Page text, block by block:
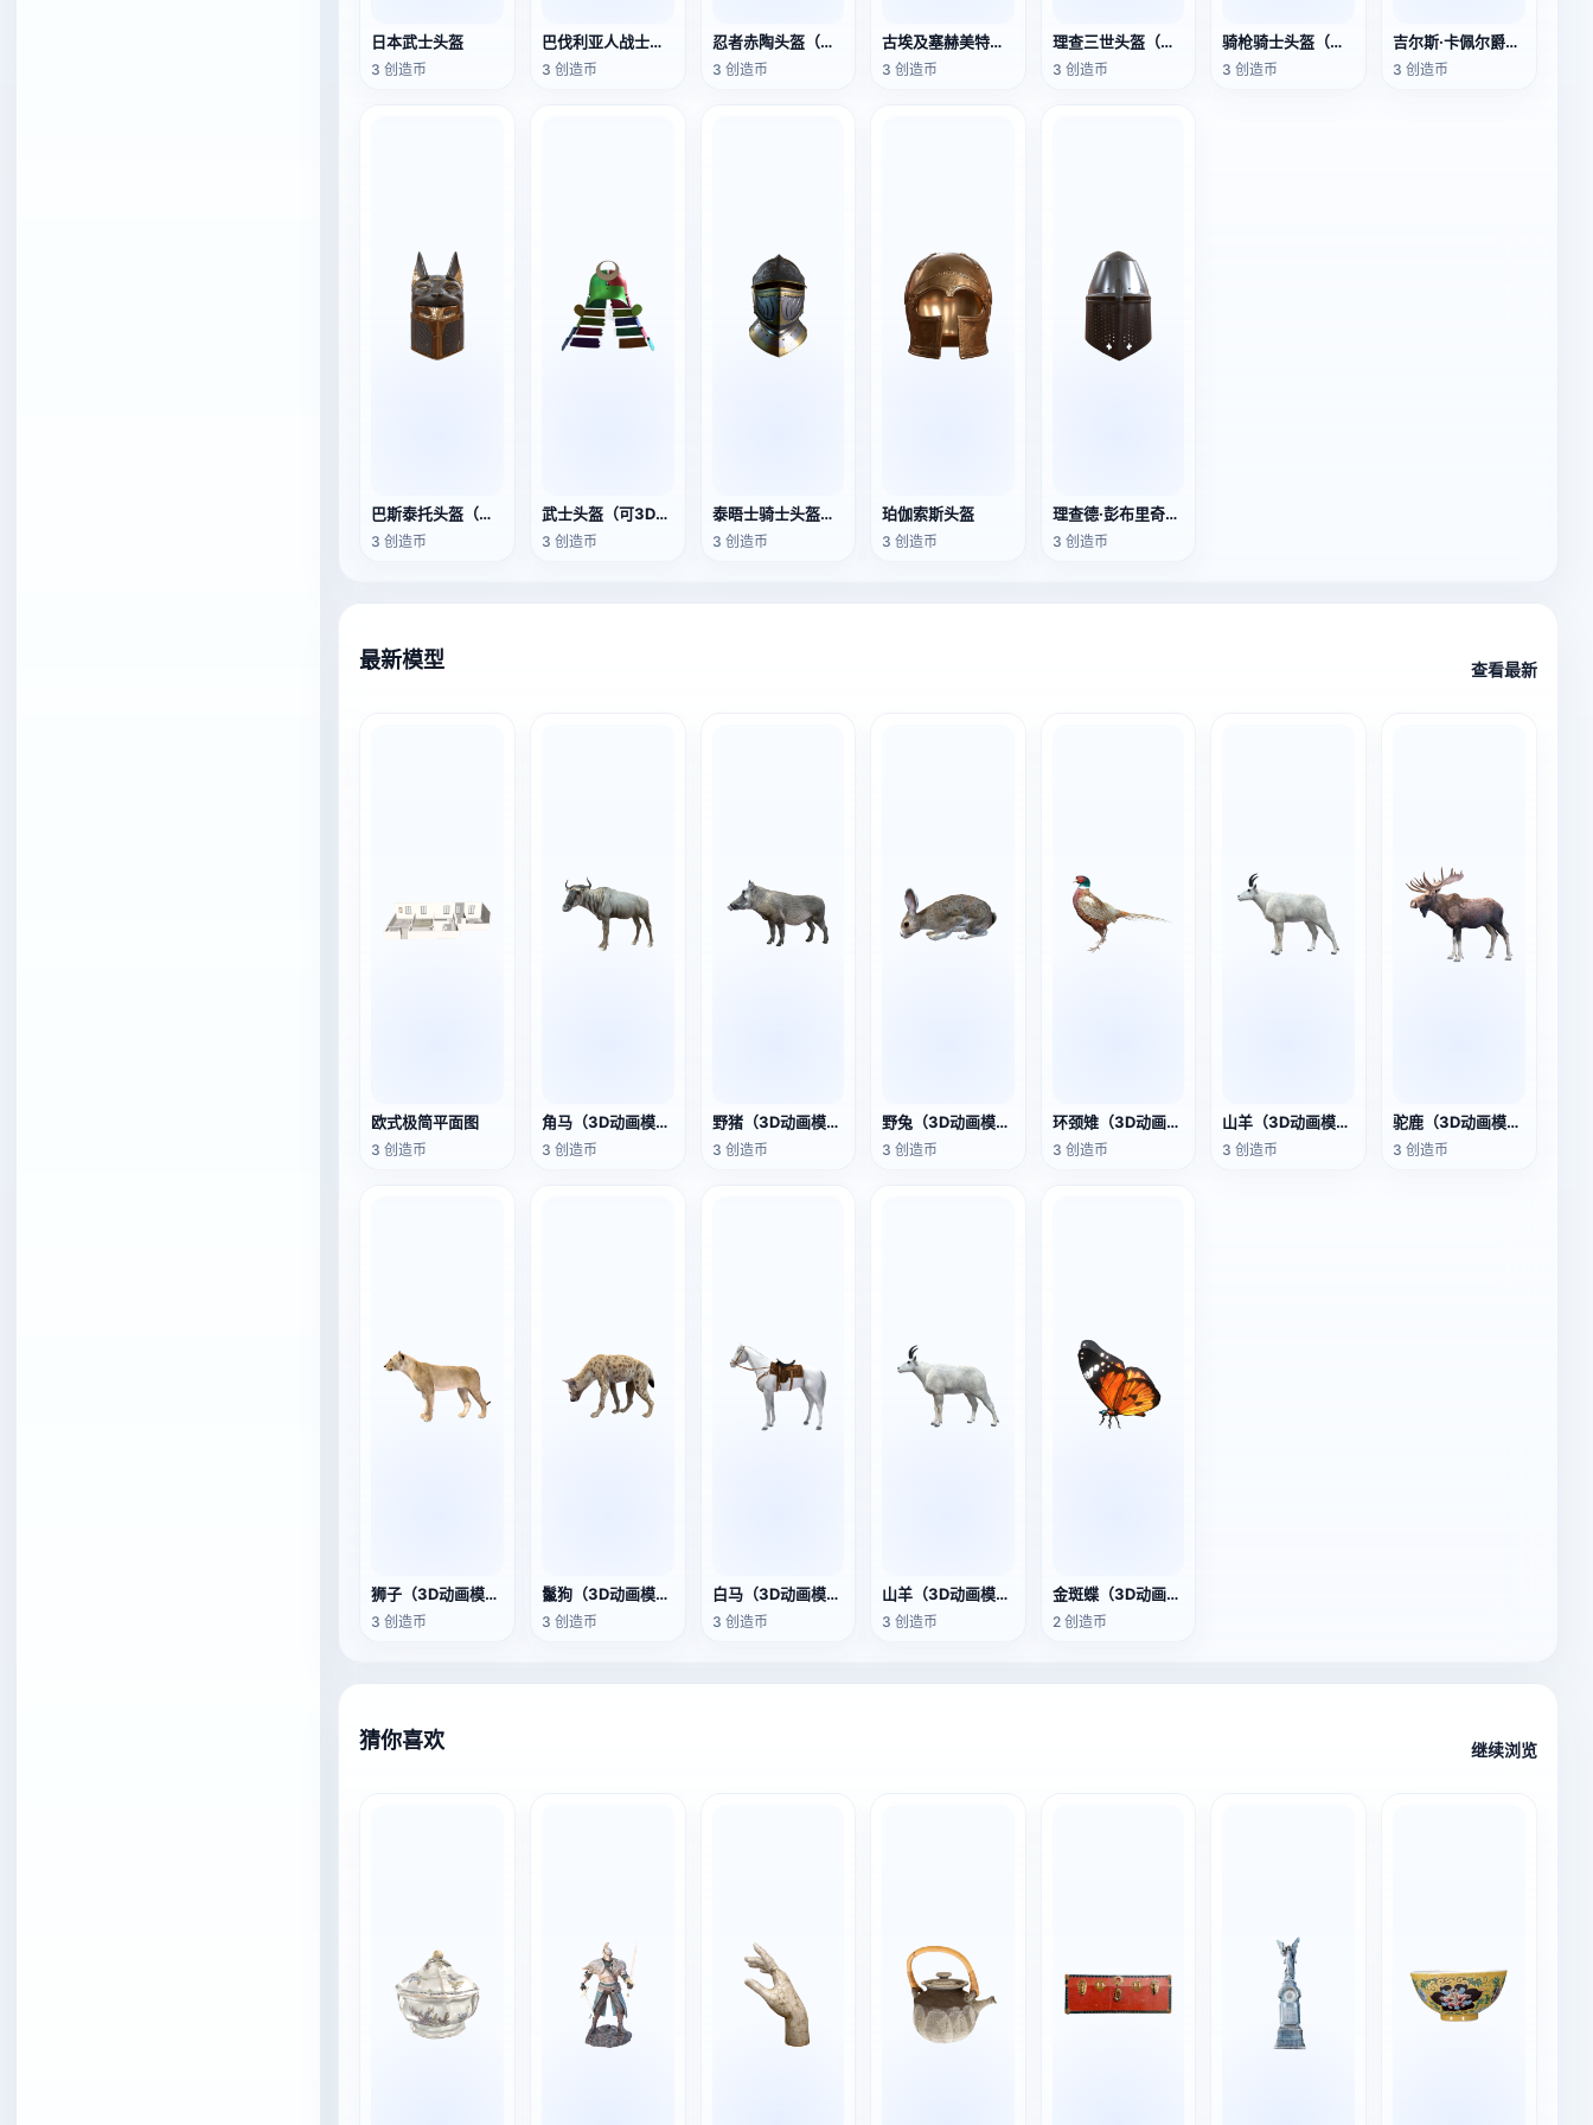
日本武士头盔
3 创造币
巴伐利亚人战士头盔（支持3D打印）
3 创造币
忍者赤陶头盔（支持3D打印）
3 创造币
古埃及塞赫美特头盔（支持3D打印）
3 创造币
理查三世头盔（支持3D打印）
3 创造币
骑枪骑士头盔（支持3D打印）
3 创造币
吉尔斯·卡佩尔爵士的头盔（支持3D打印）
3 创造币
巴斯泰托头盔（支持3D打印）
3 创造币
武士头盔（可3D打印，拼装模型）
3 创造币
泰晤士骑士头盔（可3D打印）
3 创造币
珀伽索斯头盔
3 创造币
理查德·彭布里奇爵士的头盔（可3D打印）
3 创造币
最新模型 查看最新
欧式极简平面图
3 创造币
角马（3D动画模型）
3 创造币
野猪（3D动画模型）
3 创造币
野兔（3D动画模型）
3 创造币
环颈雉（3D动画模型）
3 创造币
山羊（3D动画模型）
3 创造币
驼鹿（3D动画模型）
3 创造币
狮子（3D动画模型）
3 创造币
鬣狗（3D动画模型）
3 创造币
白马（3D动画模型）
3 创造币
山羊（3D动画模型）
3 创造币
金斑蝶（3D动画模型）
2 创造币
猜你喜欢 继续浏览